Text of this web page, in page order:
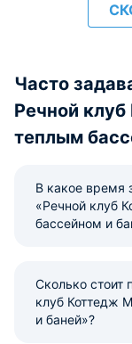
Часто
Речной
теплым
В какое время
«Речной клуб
бассейном и
Сколько стоит
клуб Коттедж
и баней»?